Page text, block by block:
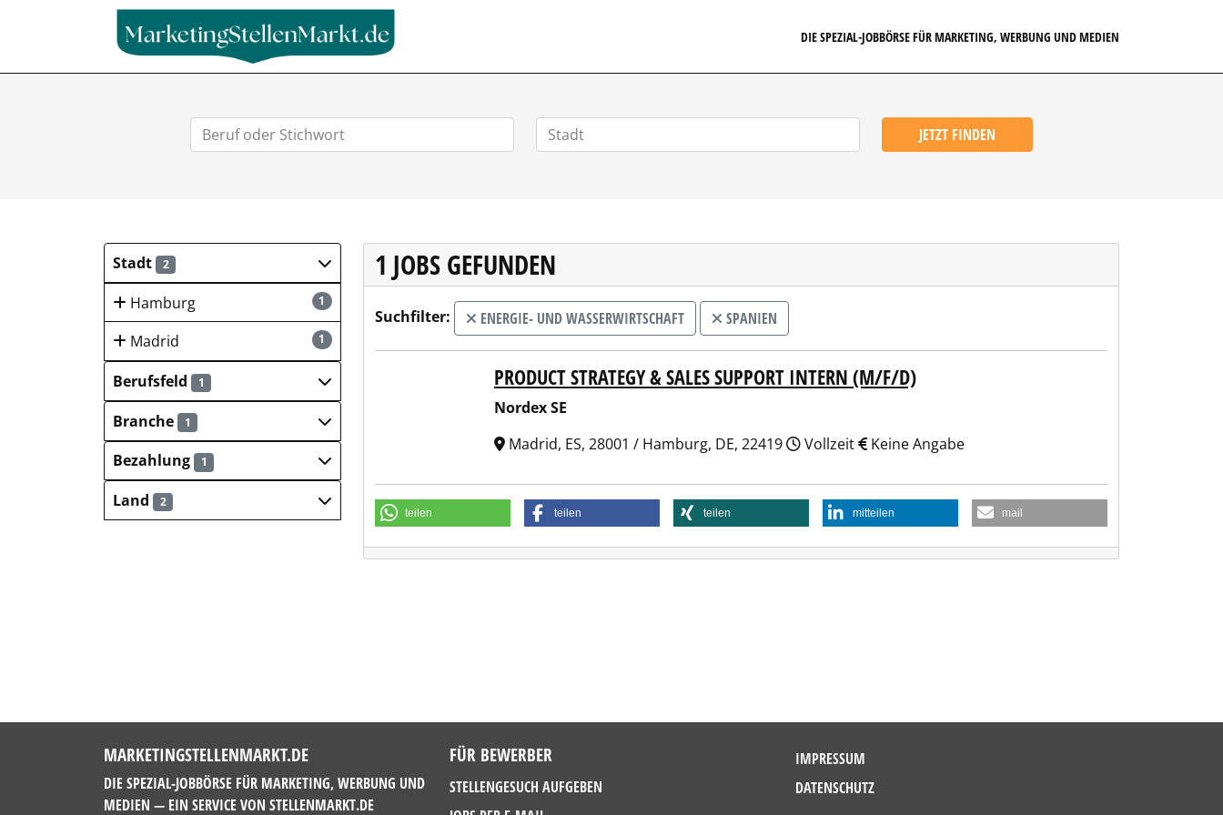
DIE SPEZIAL-JOBBÖRSE FÜR MARKETING, WERBUNG UND MEDIEN
JETZT FINDEN
Stadt 2
1
Hamburg
1
Madrid
Berufsfeld
1
Branche 1
Bezahlung 1
Land 2
1 JOBS GEFUNDEN
Suchfilter: ENERGIE- UND WASSERWIRTSCHAFT SPANIEN
PRODUCT STRATEGY & SALES SUPPORT INTERN (M/F/D)
Nordex SE
Madrid, ES, 28001 / Hamburg, DE, 22419
Vollzeit Keine Angabe
teilen teilen teilen mitteilen mail
MARKETINGSTELLENMARKT.DE
DIE SPEZIAL-JOBBÖRSE FÜR MARKETING, WERBUNG UND
MEDIEN — EIN SERVICE VON STELLENMARKT.DE
FÜR BEWERBER
STELLENGESUCH AUFGEBEN
IMPRESSUM
DATENSCHUTZ